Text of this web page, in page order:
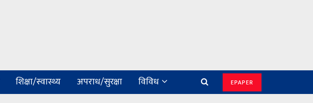
शिक्षा/स्वास्थ्य अपराध/सुरक्षा विविध EPAPER